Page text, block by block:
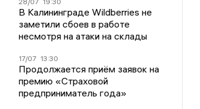
В Калининграде Wildberries не
заметили сбоев в работе
несмотря на атаки на склады
17/07 13:30
Продолжается приём заявок на
премию «Страховой
предприниматель года»